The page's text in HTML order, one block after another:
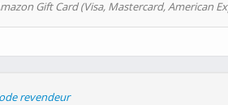
Gift Card (Visa, Mastercard, American
revendeur